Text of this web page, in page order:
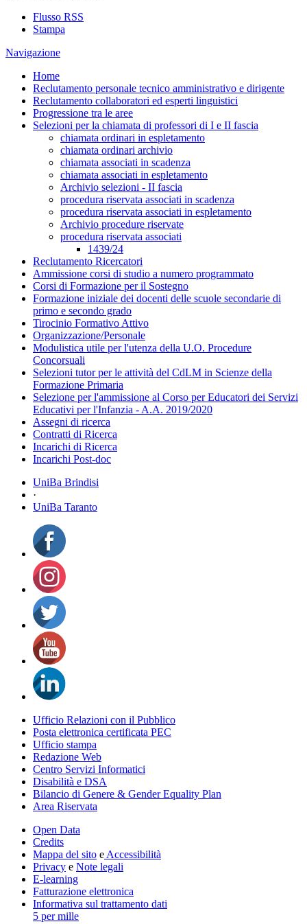
Flusso RSS
Stampa
Navigazione
Home
Reclutamento personale tecnico amministrativo e dirigente
Reclutamento collaboratori ed esperti linguistici
Progressione tra le aree
Selezioni per la chiamata di professori di I e II fascia
chiamata ordinari in espletamento
chiamata ordinari archivio
chiamata associati in scadenza
chiamata associati in espletamento
Archivio selezioni - II fascia
procedura riservata associati in scadenza
procedura riservata associati in espletamento
Archivio procedure riservate
procedura riservata associati
1439/24
Reclutamento Ricercatori
Ammissione corsi di studio a numero programmato
Corsi di Formazione per il Sostegno
Formazione iniziale dei docenti delle scuole secondarie di
primo e secondo grado
Tirocinio Formativo Attivo
Organizzazione/Personale
Modulistica utile per l'utenza della U.O. Procedure
Concorsuali
Selezioni tutor per le attività del CdLM in Scienze della
Formazione Primaria
Selezione per l'ammissione al Corso per Educatori dei Servizi
Educativi per l'Infanzia - A.A. 2019/2020
Assegni di ricerca
Contratti di Ricerca
Incarichi di Ricerca
Incarichi Post-doc
UniBa Brindisi
·
UniBa Taranto
Ufficio Relazioni con il Pubblico
Posta elettronica certificata PEC
Ufficio stampa
Redazione Web
Centro Servizi Informatici
Disabilità e DSA
Bilancio di Genere & Gender Equality Plan
Area Riservata
Open Data
Credits
Mappa del sito e Accessibilità
Privacy e Note legali
E-learning
Fatturazione elettronica
Informativa sul trattamento dati
5 per mille